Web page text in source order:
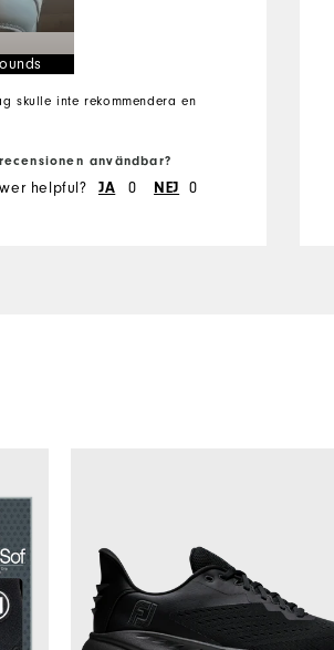
you purchase?
you normally wear?
skulle inte rekommendera en
användbar?
helpful? JA 0 NEJ 0